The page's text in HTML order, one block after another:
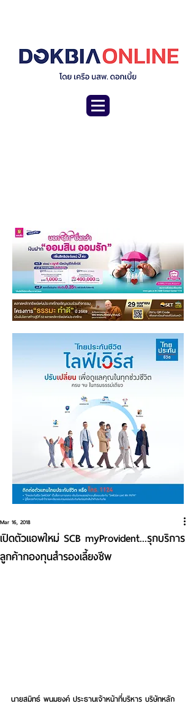
เปิดตัวแอพใหม่ SCB myProvident...รุกบริการ
ลูกค้ากองทุนสำรองเลี้ยงชีพ
Mar 16, 2018
นายสมิทธ์ พนมยงค์ ประธานเจ้าหน้าที่บริหาร บริษัทหลัก